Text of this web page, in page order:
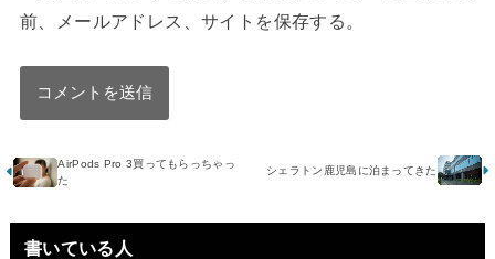
前、メールアドレス、サイトを保存する。
シェラトン鹿児島に泊まってきた
AirPods Pro 3買ってもらっちゃっ
た
書いている人